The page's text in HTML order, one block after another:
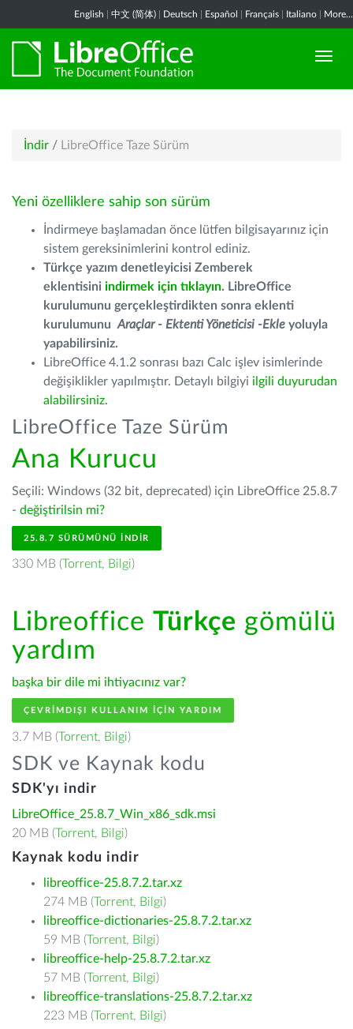
English 中文 (简体) Deutsch Español Français Italiano More...
İndir / LibreOffice Taze Sürüm
Yeni özelliklere sahip son sürüm
İndirmeye başlamadan önce lütfen bilgisayarınız için
sistem gereksinimlerini kontrol ediniz.
Türkçe yazım denetleyicisi Zemberek
eklentisini indirmek için tıklayın. LibreOffice
kurulumunu gerçekleştirdikten sonra eklenti
kurulumunu Araçlar - Ektenti Yöneticisi -Ekle yoluyla
yapabilirsiniz.
LibreOffice 4.1.2 sonrası bazı Calc işlev isimlerinde
değişiklikler yapılmıştır. Detaylı bilgiyi ilgili duyurudan
alabilirsiniz.
LibreOffice Taze Sürüm
Ana Kurucu
Seçili: Windows (32 bit, deprecated) için LibreOffice 25.8.7
- değiştirilsin mi?
25.8.7 SÜRÜMÜNÜ İNDIR
330 MB (Torrent, Bilgi)
Libreoffice Türkçe gömülü
yardım
başka bir dile mi ihtiyacınız var?
ÇEVRIMDIŞI KULLANIM IÇIN YARDIM
3.7 MB (Torrent, Bilgi)
SDK ve Kaynak kodu
SDK'yı indir
LibreOffice_25.8.7_Win_x86_sdk.msi
20 MB (Torrent, Bilgi)
Kaynak kodu indir
libreoffice-25.8.7.2.tar.xz
274 MB (Torrent, Bilgi)
libreoffice-dictionaries-25.8.7.2.tar.xz
59 MB (Torrent, Bilgi)
libreoffice-help-25.8.7.2.tar.xz
57 MB (Torrent, Bilgi)
libreoffice-translations-25.8.7.2.tar.xz
223 MB (Torrent, Bilgi)